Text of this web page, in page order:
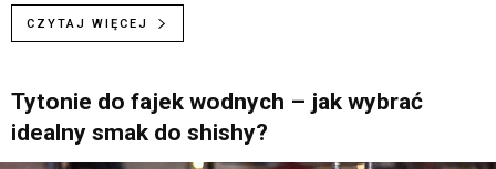
CZYTAJ WIĘCEJ
Tytonie do fajek wodnych – jak wybrać
idealny smak do shishy?